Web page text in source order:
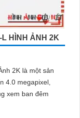
L HÌNH ẢNH 2K
2K là một sản
4.0 megapixel,